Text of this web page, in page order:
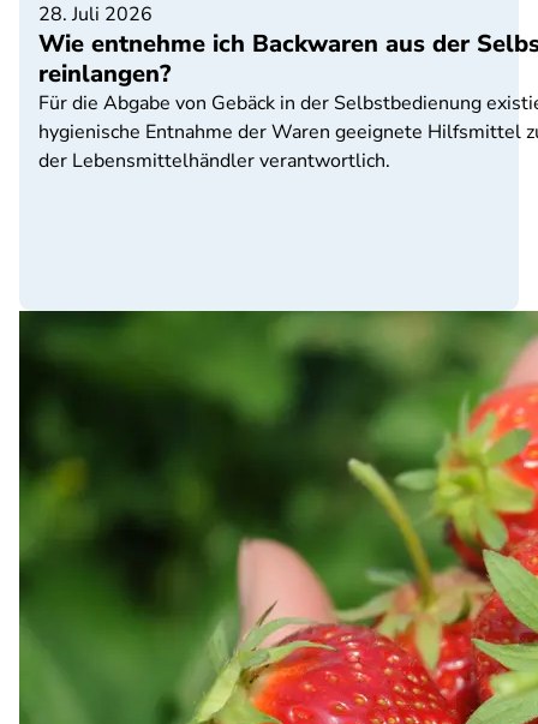
28. Juli 2026
Wie entnehme ich Backwaren aus der
reinlangen?
Für die Abgabe von Gebäck in der Selbstbedienung
hygienische Entnahme der Waren geeignete Hilfsmittel
der Lebensmittelhändler verantwortlich.